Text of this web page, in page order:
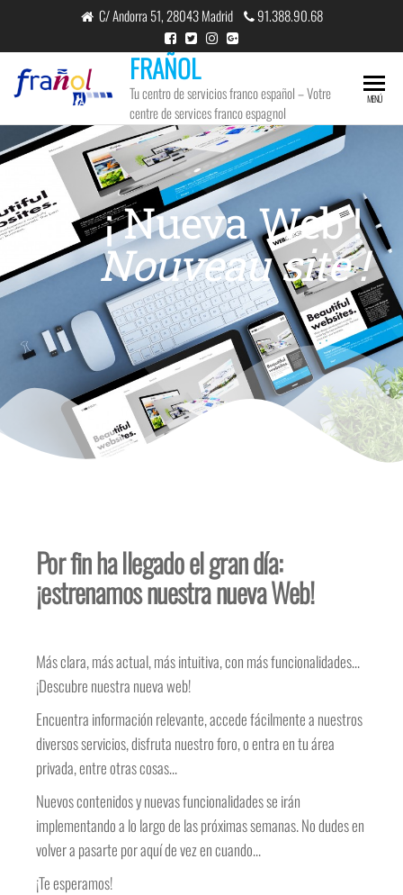
C/ Andorra 51, 28043 Madrid 91.388.90.68
FRAÑOL
Tu centro de servicios franco español – Votre
centre de services franco espagnol
MENÚ
JUN
12
2024
0 ¡ Nueva Web !
Nouveau site !
Por fin ha llegado el gran día:
¡estrenamos nuestra nueva Web!
Más clara, más actual, más intuitiva, con más funcionalidades…
¡Descubre nuestra nueva web!
Encuentra información relevante, accede fácilmente a nuestros
diversos servicios, disfruta nuestro foro, o entra en tu área
privada, entre otras cosas…
Nuevos contenidos y nuevas funcionalidades se irán
implementando a lo largo de las próximas semanas. No dudes en
volver a pasarte por aquí de vez en cuando…
¡Te esperamos!